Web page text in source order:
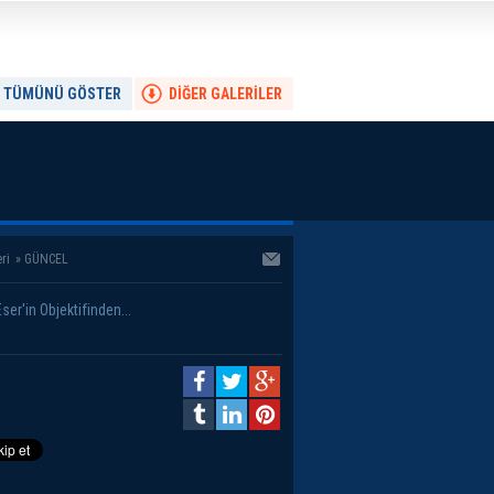
DİĞER GALERİLER
TÜMÜNÜ GÖSTER
» GÜNCEL
Objektifinden...